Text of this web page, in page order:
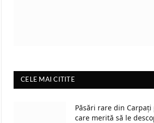
CELE MAI CITITE
Păsări rare din Carpați
care merită să le